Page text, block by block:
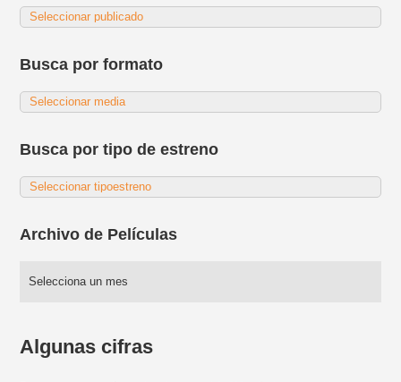
Busca por formato
Busca por tipo de estreno
Archivo de Películas
Algunas cifras